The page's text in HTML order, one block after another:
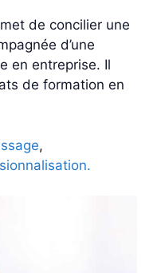
de concilier une
d’une
en entreprise. Il
de formation en
,